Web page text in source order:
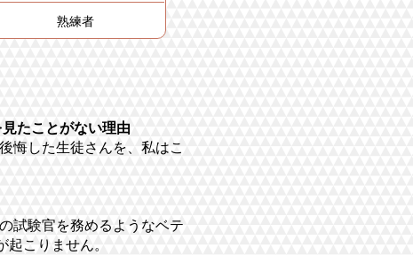
熟練者
たことがない理由
悔した生徒さんを、私はこ
試験官を務めるようなベテ
こりません。